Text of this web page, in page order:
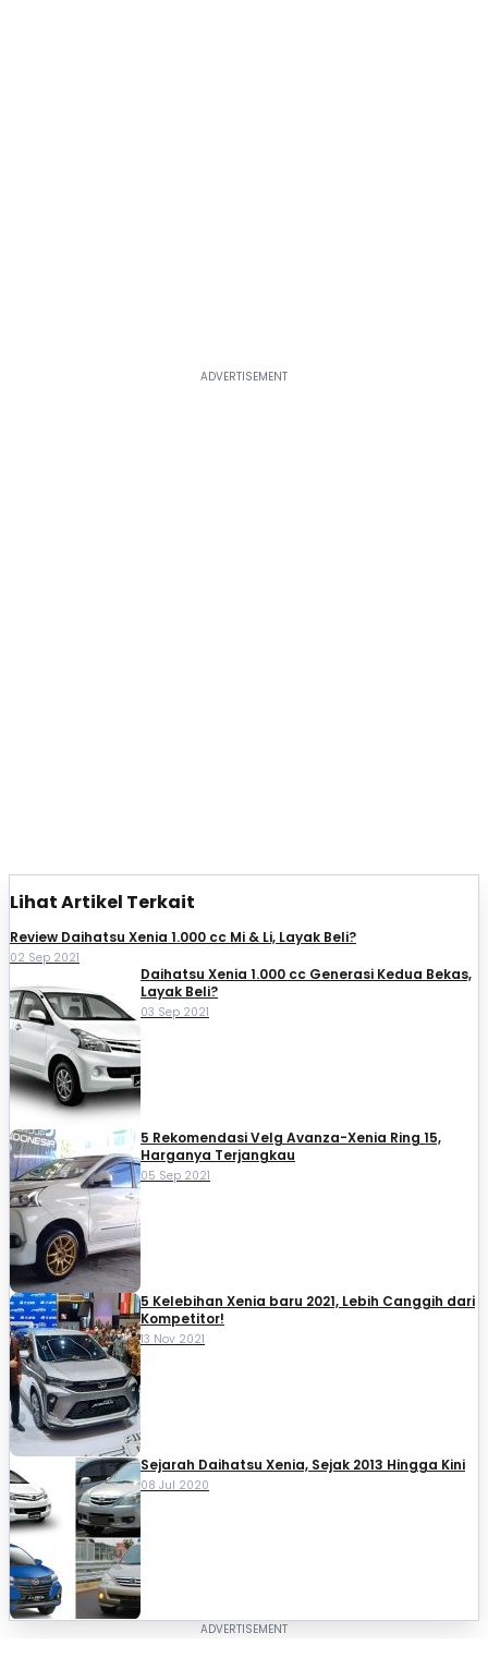
Lihat Artikel Terkait
Review Daihatsu Xenia 1.000 cc Mi & Li, Layak Beli?
02 Sep 2021
Daihatsu Xenia 1.000 cc Generasi Kedua Bekas,
Layak Beli?
03 Sep 2021
5 Rekomendasi Velg Avanza-Xenia Ring 15,
Harganya Terjangkau
05 Sep 2021
5 Kelebihan Xenia baru 2021, Lebih Canggih dari
Kompetitor!
13 Nov 2021
Sejarah Daihatsu Xenia, Sejak 2013 Hingga Kini
08 Jul 2020